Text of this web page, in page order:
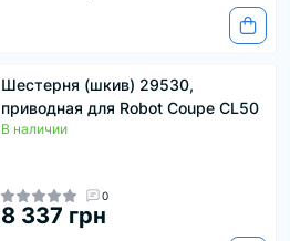
Шестерня (шкив) 29530,
приводная для Robot Coupe CL50
В наличии
0
8 337 грн